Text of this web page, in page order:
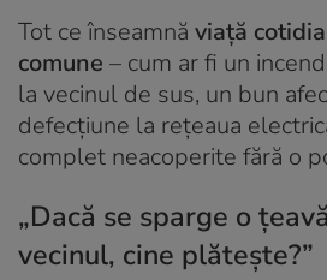
Tot ce înseamnă viață
comune – cum ar fi un
la vecinul de sus, un bun
defecțiune la rețeaua
complet neacoperite fără o
„Dacă se sparge o
vecinul, cine plătește?”